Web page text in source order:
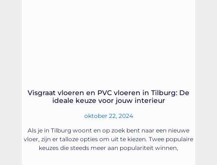
Visgraat vloeren en PVC vloeren in Tilburg: De
ideale keuze voor jouw interieur
oktober 22, 2024
Als je in Tilburg woont en op zoek bent naar een nieuwe
vloer, zijn er talloze opties om uit te kiezen. Twee populaire
keuzes die steeds meer aan populariteit winnen,